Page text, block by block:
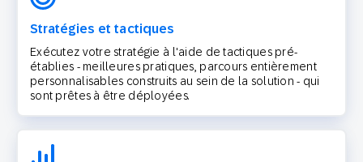
Stratégies et tactiques
Exécutez votre stratégie à l'aide de tactiques pré-
établies - meilleures pratiques, parcours entièrement
personnalisables construits au sein de la solution - qui
sont prêtes à être déployées.